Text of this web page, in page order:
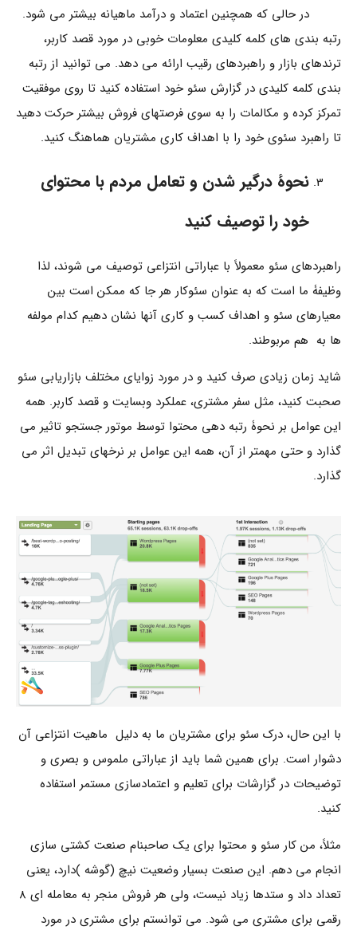
در حالی که همچنین اعتماد و درآمد ماهیانه بیشتر می شود.
رتبه بندی های کلمه کلیدی معلومات خوبی در مورد قصد کاربر،
ترندهای بازار و راهبردهای رقیب ارائه می دهد. می توانید از رتبه
بندی کلمه کلیدی در گزارش سئو خود استفاده کنید تا روی موفقیت
تمرکز کرده و مکالمات را به سوی فرصتهای فروش بیشتر حرکت دهید
تا راهبرد سئوی خود را با اهداف کاری مشتریان هماهنگ کنید.
نحوۀ درگیر شدن و تعامل مردم با محتوای
خود را توصیف کنید
راهبردهای سئو معمولاً با عباراتی انتزاعی توصیف می شوند، لذا
وظیفۀ ما است که به عنوان سئوکار هر جا که ممکن است بین
معیارهای سئو و اهداف کسب و کاری آنها نشان دهیم کدام مولفه
ها به هم مربوطند.
شاید زمان زیادی صرف کنید و در مورد زوایای مختلف بازاریابی سئو
صحبت کنید، مثل سفر مشتری، عملکرد وبسایت و قصد کاربر. همه
این عوامل بر نحوۀ رتبه دهی محتوا توسط موتور جستجو تاثیر می
گذارد و حتی مهمتر از آن، همه این عوامل بر نرخهای تبدیل اثر می
گذارد.
با این حال، درک سئو برای مشتریان ما به دلیل ماهیت انتزاعی آن
دشوار است. برای همین شما باید از عباراتی ملموس و بصری و
توضیحات در گزارشات برای تعلیم و اعتمادسازی مستمر استفاده
کنید.
مثلاً، من کار سئو و محتوا برای یک صاحبنام صنعت کشتی سازی
انجام می دهم. این صنعت بسیار وضعیت نیچ (گوشه )دارد، یعنی
تعداد داد و ستدها زیاد نیست، ولی هر فروش منجر به معامله ای 8
رقمی برای مشتری می شود. می توانستم برای مشتری در مورد